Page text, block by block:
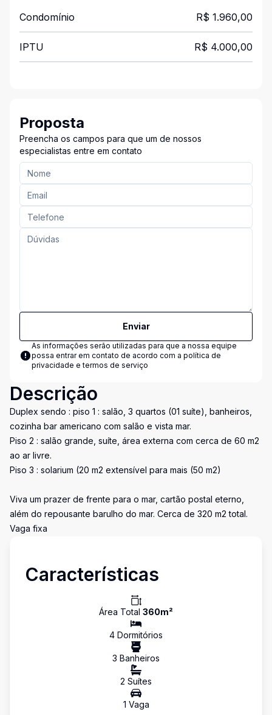
Condomínio R$ 1.960,00
IPTU R$ 4.000,00
Proposta
Preencha os campos para que um de nossos
especialistas entre em contato
Enviar
As informações serão utilizadas para que a nossa equipe
possa entrar em contato de acordo com a política de
privacidade e termos de serviço
Descrição
Duplex sendo : piso 1 : salão, 3 quartos (01 suíte), banheiros,
cozinha bar americano com salão e vista mar.
Piso 2 : salão grande, suíte, área externa com cerca de 60 m2
ao ar livre.
Piso 3 : solarium (20 m2 extensível para mais (50 m2)
Viva um prazer de frente para o mar, cartão postal eterno,
além do repousante barulho do mar. Cerca de 320 m2 total.
Vaga fixa
Características
Área Total 360m²
4 Dormitórios
3 Banheiros
2 Suítes
1 Vaga